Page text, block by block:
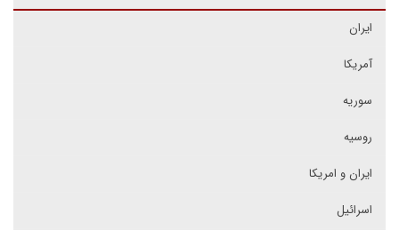
ایران
آمریکا
سوریه
روسیه
ایران و امریکا
اسرائیل